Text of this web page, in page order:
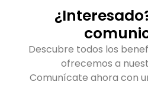
Descubre todos los
ofrecemos a
Comunícate ahora con